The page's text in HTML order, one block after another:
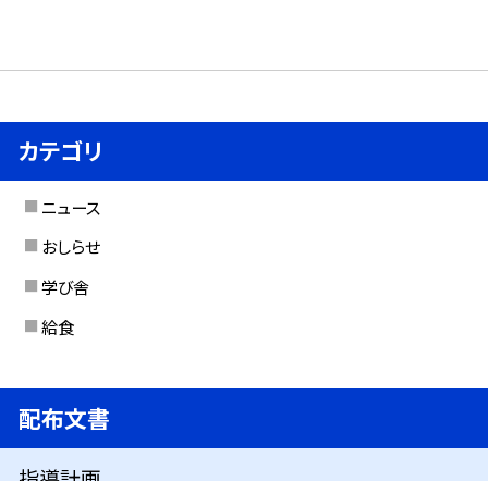
カテゴリ
ニュース
おしらせ
学び舎
給食
配布文書